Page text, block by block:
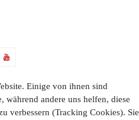
Einige von ihnen sind
während andere uns helfen, diese
verbessern (Tracking Cookies). Sie